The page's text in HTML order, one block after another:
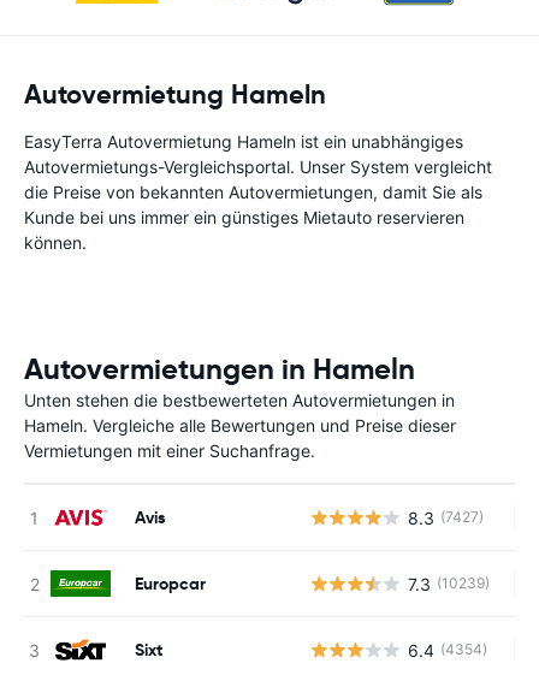
Autovermietung Hameln
EasyTerra Autovermietung Hameln ist ein unabhängiges
Autovermietungs-Vergleichsportal. Unser System vergleicht
die Preise von bekannten Autovermietungen, damit Sie als
Kunde bei uns immer ein günstiges Mietauto reservieren
können.
Autovermietungen in Hameln
Unten stehen die bestbewerteten Autovermietungen in
Hameln. Vergleiche alle Bewertungen und Preise dieser
Vermietungen mit einer Suchanfrage.
Avis 8.3 (7427)
Europcar 7.3 (10239)
Sixt 6.4 (4354)